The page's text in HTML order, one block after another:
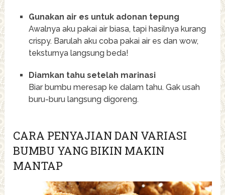
Gunakan air es untuk adonan tepung
Awalnya aku pakai air biasa, tapi hasilnya kurang
crispy. Barulah aku coba pakai air es dan wow,
teksturnya langsung beda!
Diamkan tahu setelah marinasi
Biar bumbu meresap ke dalam tahu. Gak usah
buru-buru langsung digoreng.
CARA PENYAJIAN DAN VARIASI
BUMBU YANG BIKIN MAKIN
MANTAP